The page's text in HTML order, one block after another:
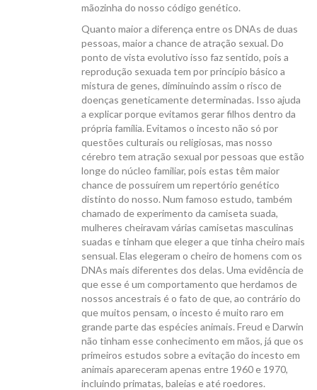
mãozinha do nosso código genético.
Quanto maior a diferença entre os DNAs de duas
pessoas, maior a chance de atração sexual. Do
ponto de vista evolutivo isso faz sentido, pois a
reprodução sexuada tem por princípio básico a
mistura de genes, diminuindo assim o risco de
doenças geneticamente determinadas. Isso ajuda
a explicar porque evitamos gerar filhos dentro da
própria família. Evitamos o incesto não só por
questões culturais ou religiosas, mas nosso
cérebro tem atração sexual por pessoas que estão
longe do núcleo familiar, pois estas têm maior
chance de possuírem um repertório genético
distinto do nosso. Num famoso estudo, também
chamado de experimento da camiseta suada,
mulheres cheiravam várias camisetas masculinas
suadas e tinham que eleger a que tinha cheiro mais
sensual. Elas elegeram o cheiro de homens com os
DNAs mais diferentes dos delas. Uma evidência de
que esse é um comportamento que herdamos de
nossos ancestrais é o fato de que, ao contrário do
que muitos pensam, o incesto é muito raro em
grande parte das espécies animais. Freud e Darwin
não tinham esse conhecimento em mãos, já que os
primeiros estudos sobre a evitação do incesto em
animais apareceram apenas entre 1960 e 1970,
incluindo primatas, baleias e até roedores.